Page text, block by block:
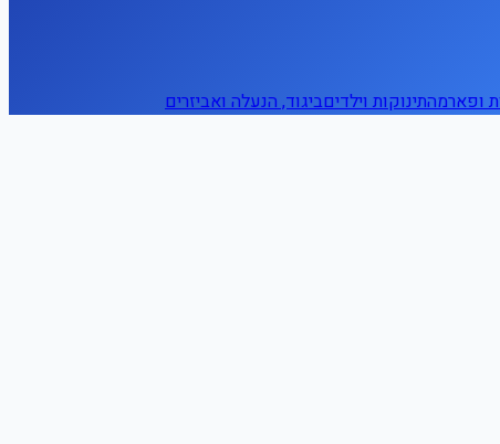
ופארמהתינוקות וילדיםביגוד, הנעלה ואביזרים